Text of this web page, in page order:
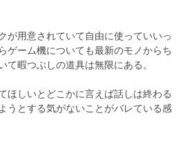
が用意されていて自由に使っていいっ
ゲーム機についても最新のモノからち
て暇つぶしの道具は無限にある。
ほしいとどこかに言えば話しは終わる
うとする気がないことがバレている感